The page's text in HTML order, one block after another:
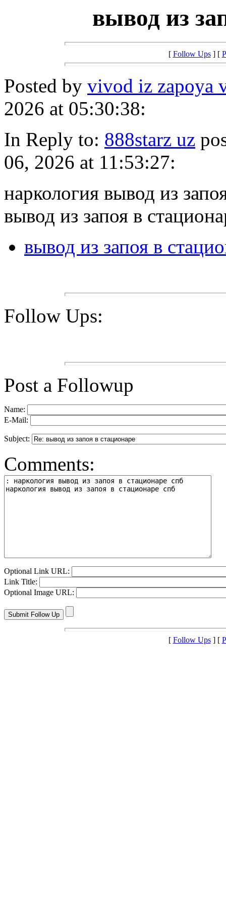
вывод из
[ Follow Ups] [
Posted by vivod iz zapoya
2026 at 05:30:38:
In Reply to: 888starz uz
06, 2026 at 11:53:27:
наркология вывод из
вывод из запоя в
вывод из запоя в
Follow Ups:
Post a Followup
Name:
E-Mail:
Subject:
Comments:
Optional Link URL:
Link Title:
Optional Image URL:
[ Follow Ups] [